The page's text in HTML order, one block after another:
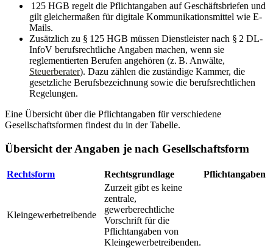
125 HGB regelt die Pflichtangaben auf Geschäftsbriefen und
gilt gleichermaßen für digitale Kommunikationsmittel wie E-
Mails.
Zusätzlich zu § 125 HGB müssen Dienstleister nach § 2 DL-
InfoV berufsrechtliche Angaben machen, wenn sie
reglementierten Berufen angehören (z. B. Anwälte,
Steuerberater). Dazu zählen die zuständige Kammer, die
gesetzliche Berufsbezeichnung sowie die berufsrechtlichen
Regelungen.
Eine Übersicht über die Pflichtangaben für verschiedene
Gesellschaftsformen findest du in der Tabelle.
Übersicht der Angaben je nach Gesellschaftsform
Rechtsform Rechtsgrundlage Pflichtangaben
Kleingewerbetreibende
Zurzeit gibt es keine
zentrale,
gewerberechtliche
Vorschrift für die
Pflichtangaben von
Kleingewerbetreibenden.